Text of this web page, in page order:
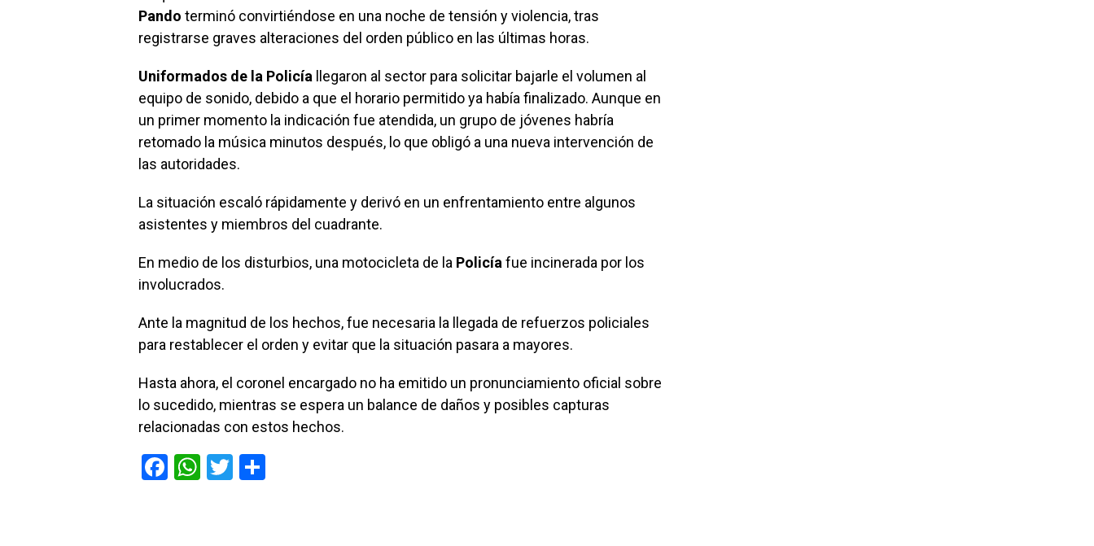
Pando terminó convirtiéndose en una noche de tensión y violencia, tras
registrarse graves alteraciones del orden público en las últimas horas.
Uniformados de la Policía llegaron al sector para solicitar bajarle el volumen al
equipo de sonido, debido a que el horario permitido ya había finalizado. Aunque en
un primer momento la indicación fue atendida, un grupo de jóvenes habría
retomado la música minutos después, lo que obligó a una nueva intervención de
las autoridades.
La situación escaló rápidamente y derivó en un enfrentamiento entre algunos
asistentes y miembros del cuadrante.
En medio de los disturbios, una motocicleta de la Policíafue incinerada por los
involucrados.
Ante la magnitud de los hechos, fue necesaria la llegada de refuerzos policiales
para restablecer el orden y evitar que la situación pasara a mayores.
Hasta ahora, el coronel encargado no ha emitido un pronunciamiento oficial sobre
lo sucedido, mientras se espera un balance de daños y posibles capturas
relacionadas con estos hechos.
F
W T